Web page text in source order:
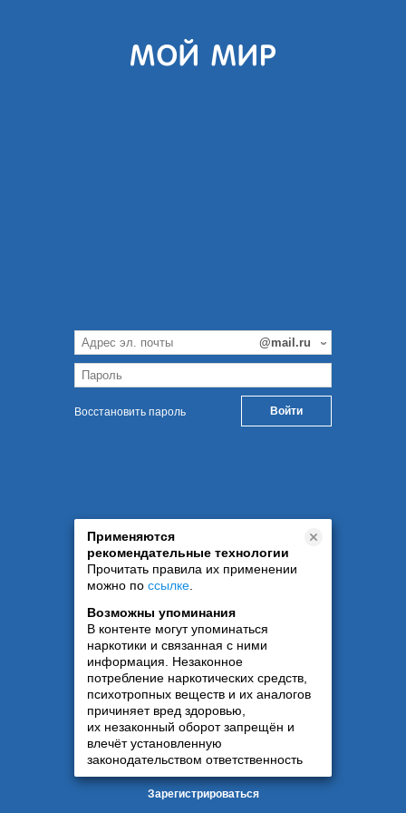
Восстановить пароль
Применяются
рекомендательные технологии
Прочитать правила их применении
можно по ссылке
Возможны упоминания
В контенте могут упоминаться
наркотики и связанная с ними
информация. Незаконное
потребление наркотических средств,
психотропных веществ и их аналогов
причиняет вред здоровью,
их незаконный оборот запрещён и
влечёт установленную
законодательством ответственность
Зарегистрироваться